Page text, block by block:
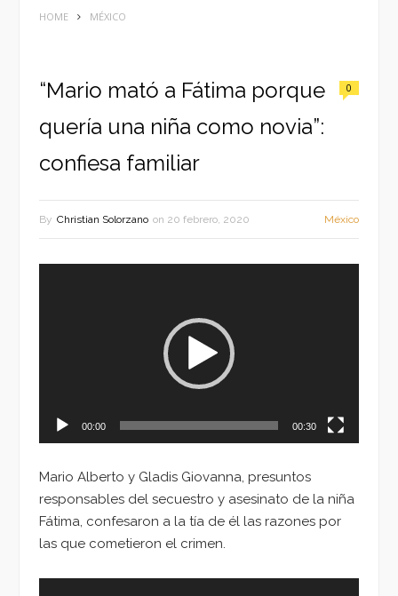
HOME MÉXICO
“Mario mató a Fátima porque
quería una niña como novia”:
confiesa familiar
0
By Christian Solorzano on 20 febrero, 2020 México
00:00 00:30
Mario Alberto y Gladis Giovanna, presuntos
responsables del secuestro y asesinato de la niña
Fátima, confesaron a la tía de él las razones por
las que cometieron el crimen.